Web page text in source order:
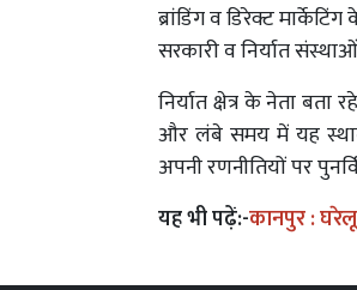
ब्रांडिंग व डिरेक्ट
सरकारी व निर्यात
निर्यात क्षेत्र के नेता
और लंबे समय में यह
अपनी रणनीतियों पर
यह भी पढ़ें:-कानपुर :